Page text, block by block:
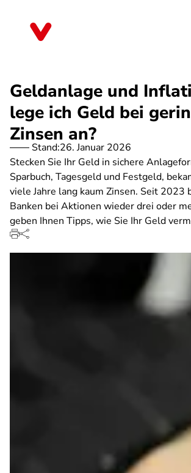
Geldanlage und
lege ich Geld bei
Zinsen an?
Stand:26. Januar 2026
Stecken Sie Ihr Geld in sichere
Sparbuch, Tagesgeld und Festgeld,
viele Jahre lang kaum Zinsen. Seit 2023
Banken bei Aktionen wieder drei oder
geben Ihnen Tipps, wie Sie Ihr Geld